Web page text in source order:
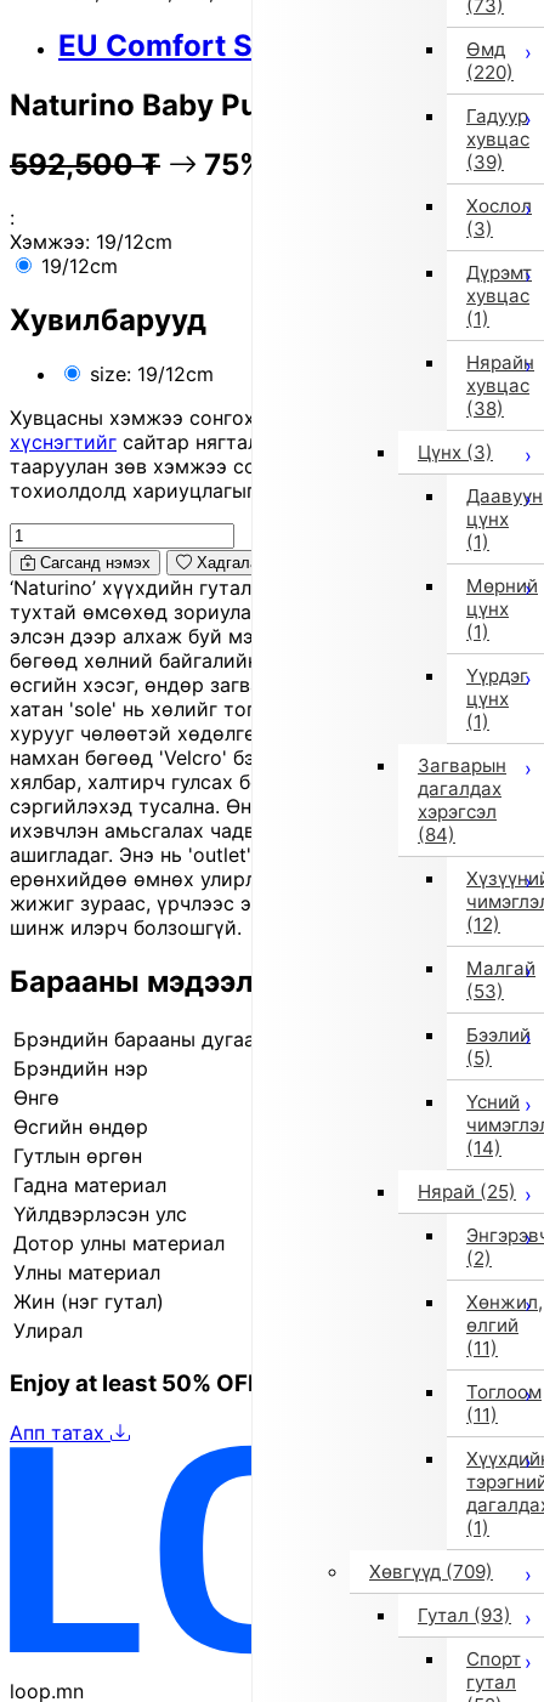
(73)
Өмд
(220)
Гадуур
хувцас
(39)
Хослол
(3)
Дүрэмт
хувцас
(1)
Нярайн
хувцас
(38)
Цүнх (3)
Даавуун
цүнх
(1)
Мөрний
цүнх
(1)
Үүрдэг
цүнх
(1)
Загварын
дагалдах
хэрэгсэл
(84)
(12)
Малгай
(53)
Бээлий
(5)
Үсний
(14)
Нярай (25)
(2)
Хөнжил,
өлгий
(11)
Тоглоом
(11)
(1)
Хөвгүүд (709)
Гутал (93)
Спорт
гутал
EU Comfort Shoes
Naturino Baby Pumps (Navy)
592,500 ₮ 75% OFF ₮
:
Хэмжээ: 19/12cm
19/12cm
Хувилбарууд
size: 19/12cm
Хувцасны хэмжээ сонгохдоо
хэмжээ сонгох
хүснэгтийг сайтар нягталж, биеийн хэмжээтэйгээ
тааруулан зөв хэмжээ сонгоно уу, хувцас таарахгүй
тохиолдолд хариуцлагыг захиалагч өөрөө хүлээнэ.
Сагсанд нэмэх Хадгалах
‘Naturino’ хүүхдийн гутал нь хөлийг зөөлөн дэмжиж,
тухтай өмсөхөд зориулагдсан. ‘Sand Effect System’ нь
элсэн дээр алхаж буй мэт мэдрэмжээс сэдэвлэсэн
бөгөөд хөлний байгалийн өсөлтийг дэмжинэ. Бат бөх
өсгийн хэсэг, өндөр загвар, зөөлөн 'insole' болон уян
хатан 'sole' нь хөлийг тогтвортой барихын зэрэгцээ
хурууг чөлөөтэй хөдөлгөх боломж олгоно. Амсар нь
намхан бөгөөд 'Velcro' бэхэлгээтэй тул өмсөхөд
хялбар, халтирч гулсах болон шагайн гэмтлээс
сэргийлэхэд тусална. Өнгө: хөх ('navy'). Материалд
ихэвчлэн амьсгалах чадвартай, уян зөөлөн арьс
ашигладаг. Энэ нь 'outlet' бүтээгдэхүүн тул
ерөнхийдөө өмнөх улирлын шинэ бараа боловч
жижиг зураас, үрчлээс эсвэл өнгө бага зэрэг гандах
шинж илэрч болзошгүй.
Барааны мэдээлэл
Брэндийн барааны дугаар
Брэндийн нэр
Өнгө
Өсгийн өндөр
Гутлын өргөн
Гадна материал
Гялгар арьс
Үйлдвэрлэсэн улс
Дотор улны материал
Улны материал
Жин (нэг гутал)
Улирал
2019 оны намар/өвөл
Enjoy at least 50% OFF Tokyo fashion
Апп татах
loop.mn